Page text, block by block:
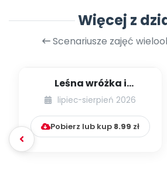
Więcej z
Scenariusze zajęć
Leśna wróżka i
przyjaciele
lipiec-sierpień 2026
Pobierz lub kup 8.99 zł